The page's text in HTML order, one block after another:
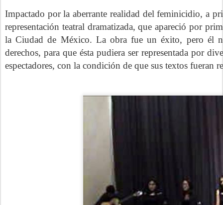
Impactado por la aberrante realidad del feminicidio, a
representación teatral dramatizada, que apareció por
la Ciudad de México. La obra fue un éxito, pero él
derechos, para que ésta pudiera ser representada por
espectadores, con la condición de que sus textos fueran